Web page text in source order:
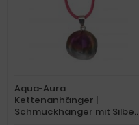
Aqua-Aura
Kettenanhänger |
Schmuckhänger mit Silber